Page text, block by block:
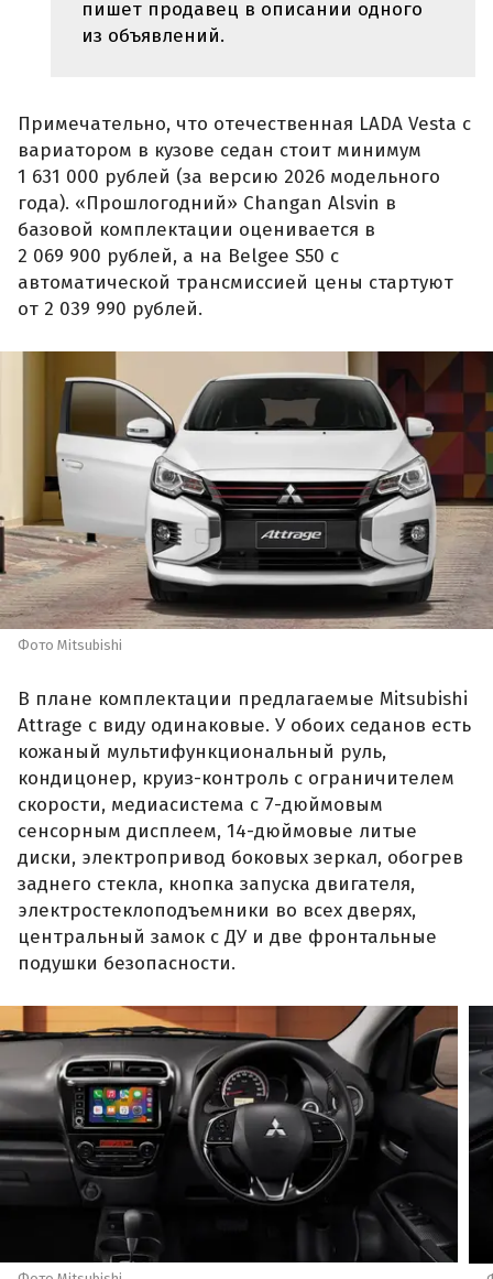
пишет продавец в описании одного
из объявлений.
Примечательно, что отечественная LADA Vesta с
вариатором в кузове седан стоит минимум
1 631 000 рублей (за версию 2026 модельного
года). «Прошлогодний» Changan Alsvin в
базовой комплектации оценивается в
2 069 900 рублей, а на Belgee S50 с
автоматической трансмиссией цены стартуют
от 2 039 990 рублей.
Фото Mitsubishi
В плане комплектации предлагаемые Mitsubishi
Attrage с виду одинаковые. У обоих седанов есть
кожаный мультифункциональный руль,
кондицонер, круиз-контроль с ограничителем
скорости, медиасистема с 7-дюймовым
сенсорным дисплеем, 14-дюймовые литые
диски, электропривод боковых зеркал, обогрев
заднего стекла, кнопка запуска двигателя,
электростеклоподъемники во всех дверях,
центральный замок с ДУ и две фронтальные
подушки безопасности.